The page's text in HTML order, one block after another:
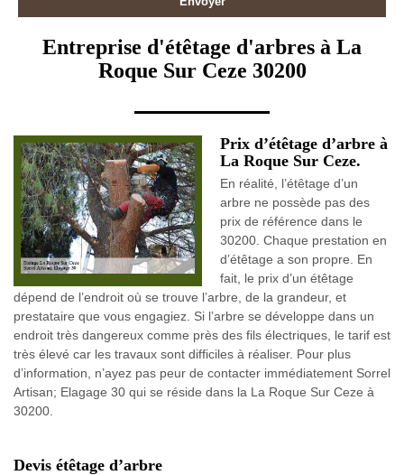
Entreprise d'étêtage d'arbres à La
Roque Sur Ceze 30200
Prix d’étêtage d’arbre à
La Roque Sur Ceze.
En réalité, l’étêtage d’un
arbre ne possède pas des
prix de référence dans le
30200. Chaque prestation en
d’étêtage a son propre. En
fait, le prix d’un étêtage
dépend de l’endroit où se trouve l’arbre, de la grandeur, et
prestataire que vous engagiez. Si l’arbre se développe dans un
endroit très dangereux comme près des fils électriques, le tarif est
très élevé car les travaux sont difficiles à réaliser. Pour plus
d’information, n’ayez pas peur de contacter immédiatement Sorrel
Artisan; Elagage 30 qui se réside dans la La Roque Sur Ceze à
30200.
Devis étêtage d’arbre